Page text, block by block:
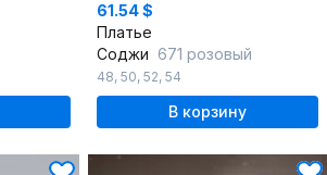
61.54 $
Платье
Соджи 671 розовый
48, 50, 52, 54
В корзину